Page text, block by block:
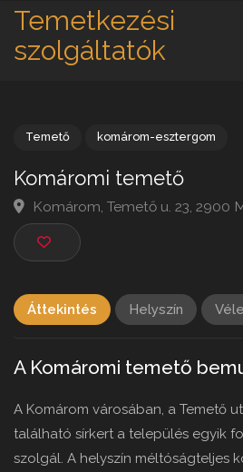
Temetkezési
szolgáltatók
Komáromi temető
Komárom, Temető u. 23,
Áttekintés Helyszín
A Komáromi temető
A Komárom városában, a Temető
található sírkert a település egyik
szolgál. A helyszín méltóságteljes